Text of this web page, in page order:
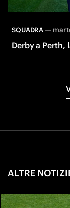
SQUADRA—
Derby a Perth,
ALTRE